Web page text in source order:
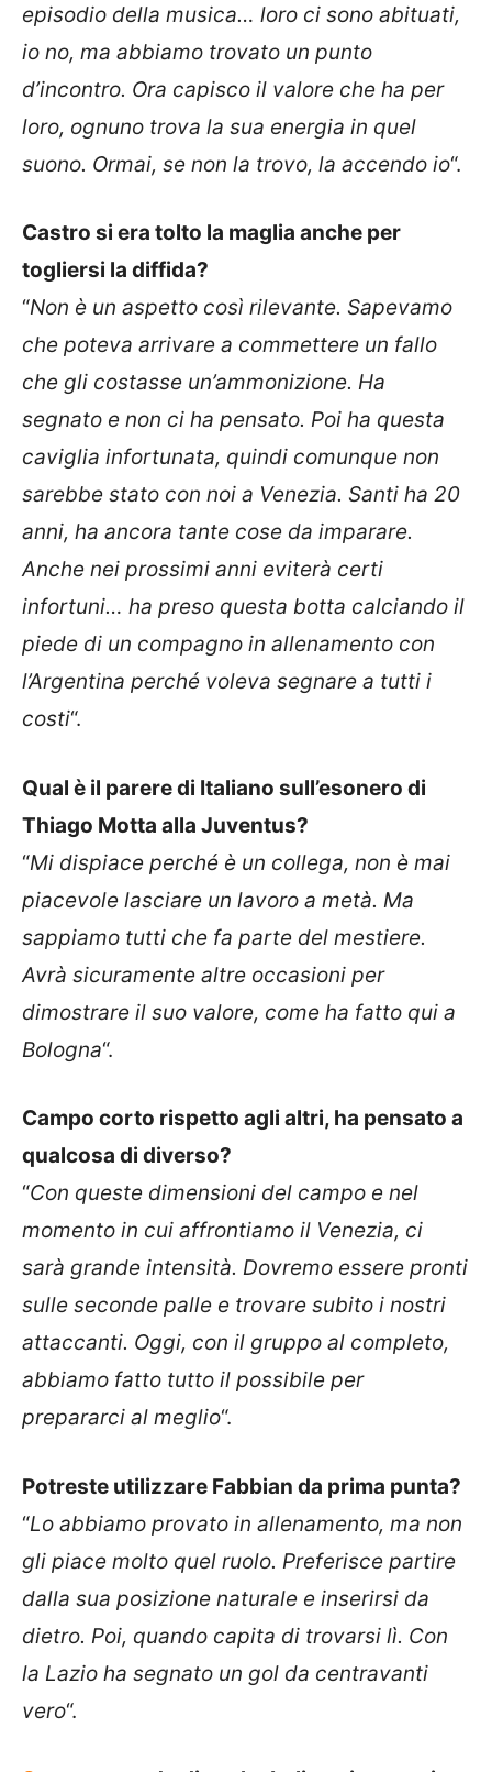
episodio della musica… loro ci sono abituati,
io no, ma abbiamo trovato un punto
d’incontro. Ora capisco il valore che ha per
loro, ognuno trova la sua energia in quel
suono. Ormai, se non la trovo, la accendo io“.
Castro si era tolto la maglia anche per
togliersi la diffida?
“Non è un aspetto così rilevante. Sapevamo
che poteva arrivare a commettere un fallo
che gli costasse un’ammonizione. Ha
segnato e non ci ha pensato. Poi ha questa
caviglia infortunata, quindi comunque non
sarebbe stato con noi a Venezia. Santi ha 20
anni, ha ancora tante cose da imparare.
Anche nei prossimi anni eviterà certi
infortuni… ha preso questa botta calciando il
piede di un compagno in allenamento con
l’Argentina perché voleva segnare a tutti i
costi“.
Qual è il parere di Italiano sull’esonero di
Thiago Motta alla Juventus?
“Mi dispiace perché è un collega, non è mai
piacevole lasciare un lavoro a metà. Ma
sappiamo tutti che fa parte del mestiere.
Avrà sicuramente altre occasioni per
dimostrare il suo valore, come ha fatto qui a
Bologna“.
Campo corto rispetto agli altri, ha pensato a
qualcosa di diverso?
“Con queste dimensioni del campo e nel
momento in cui affrontiamo il Venezia, ci
sarà grande intensità. Dovremo essere pronti
sulle seconde palle e trovare subito i nostri
attaccanti. Oggi, con il gruppo al completo,
abbiamo fatto tutto il possibile per
prepararci al meglio“.
Potreste utilizzare Fabbian da prima punta?
“Lo abbiamo provato in allenamento, ma non
gli piace molto quel ruolo. Preferisce partire
dalla sua posizione naturale e inserirsi da
dietro. Poi, quando capita di trovarsi lì. Con
la Lazio ha segnato un gol da centravanti
vero“.